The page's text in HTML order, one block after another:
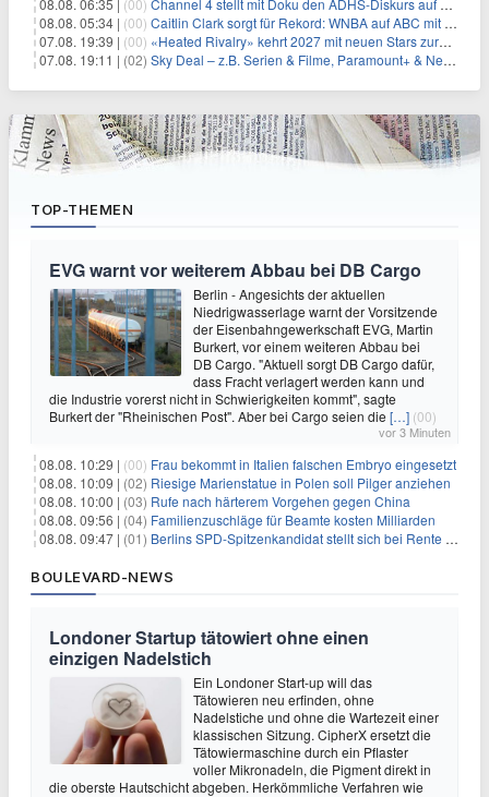
08.08. 05:34 | (00) Caitlin Clark sorgt für Rekord: WNBA auf ABC mit 2,5 Millionen Zuschauern
07.08. 19:39 | (00) «Heated Rivalry» kehrt 2027 mit neuen Stars zurück
07.08. 19:11 | (02) Sky Deal – z.B. Serien & Filme, Paramount+ & Netflix für 19,99€/Monat
TOP-THEMEN
EVG warnt vor weiterem Abbau bei DB Cargo
Berlin - Angesichts der aktuellen
Niedrigwasserlage warnt der Vorsitzende
der Eisenbahngewerkschaft EVG, Martin
Burkert, vor einem weiteren Abbau bei
DB Cargo. "Aktuell sorgt DB Cargo dafür,
dass Fracht verlagert werden kann und
die Industrie vorerst nicht in Schwierigkeiten kommt", sagte
Burkert der "Rheinischen Post". Aber bei Cargo seien die […] (00)
vor 3 Minuten
08.08. 10:29 | (00) Frau bekommt in Italien falschen Embryo eingesetzt
08.08. 10:09 | (02) Riesige Marienstatue in Polen soll Pilger anziehen
08.08. 10:00 | (03) Rufe nach härterem Vorgehen gegen China
08.08. 09:56 | (04) Familienzuschläge für Beamte kosten Milliarden
08.08. 09:47 | (01) Berlins SPD-Spitzenkandidat stellt sich bei Rente mit 63 quer
BOULEVARD-NEWS
Londoner Startup tätowiert ohne einen
einzigen Nadelstich
Ein Londoner Start-up will das
Tätowieren neu erfinden, ohne
Nadelstiche und ohne die Wartezeit einer
klassischen Sitzung. CipherX ersetzt die
Tätowiermaschine durch ein Pflaster
voller Mikronadeln, die Pigment direkt in
die oberste Hautschicht abgeben. Herkömmliche Verfahren wie